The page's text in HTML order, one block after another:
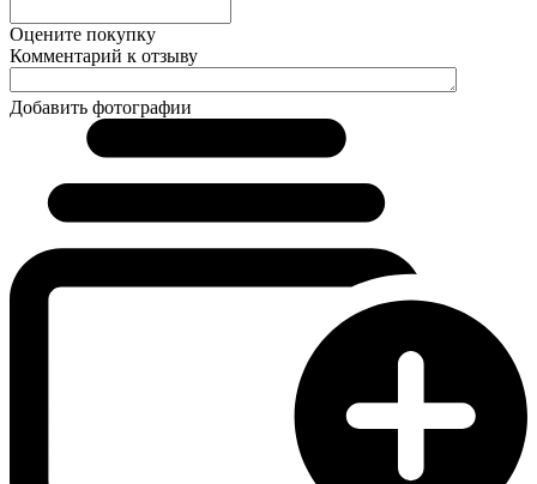
Оцените покупку
Комментарий к отзыву
Добавить фотографии